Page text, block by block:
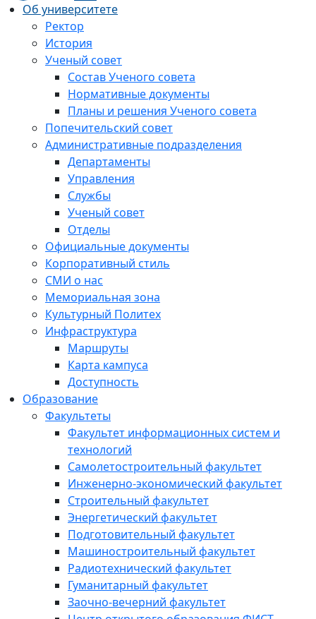
Об университете
Ректор
История
Ученый совет
Состав Ученого совета
Нормативные документы
Планы и решения Ученого совета
Попечительский совет
Административные подразделения
Департаменты
Управления
Службы
Ученый совет
Отделы
Официальные документы
Корпоративный стиль
СМИ о нас
Мемориальная зона
Культурный Политех
Инфраструктура
Маршруты
Карта кампуса
Доступность
Образование
Факультеты
Факультет информационных систем и
технологий
Самолетостроительный факультет
Инженерно-экономический факультет
Строительный факультет
Энергетический факультет
Подготовительный факультет
Машиностроительный факультет
Радиотехнический факультет
Гуманитарный факультет
Заочно-вечерний факультет